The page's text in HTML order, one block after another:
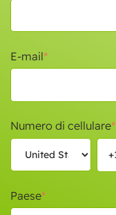
E-mail*
Numero di cellulare*
Paese*